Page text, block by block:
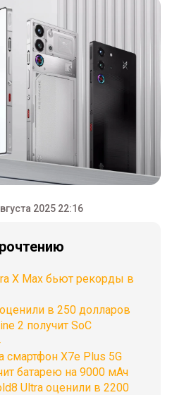
2025 22:16
X Max бьют рекорды в
в 250 долларов
2 получит SoC
смартфон X7e Plus 5G
батарею на 9000 мАч
Ultra оценили в 2200